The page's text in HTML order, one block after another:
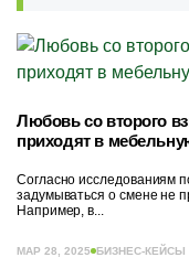
Любовь со второго
приходят в
Согласно исследованиям
задумываться о смене не
Например, в...
МАР 28, 2025 БИЗНЕС-КЕЙСЫ